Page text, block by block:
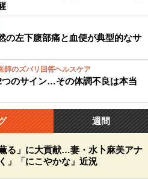
の左下腹部痛と血便が典型的なサ
師のズバリ回答ヘルスケア
のサイン…その体調不良は本当
週間
る」に大貢献…妻・水卜麻美アナ
」「にこやかな」近況